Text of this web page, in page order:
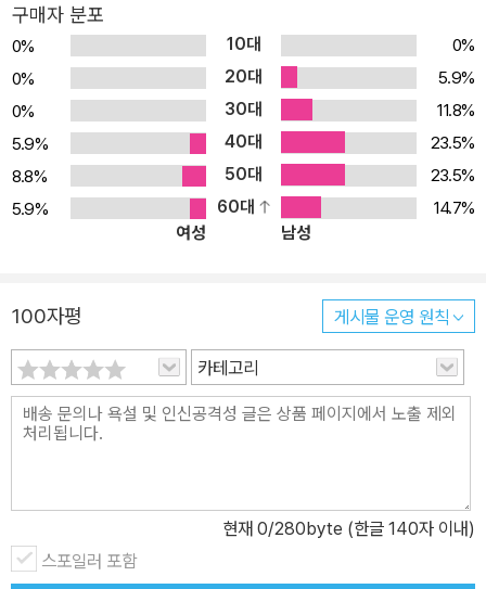
다. 마치 청교도들이 성경과 칼빈으로부터 자기의 모습을 구현시켰던
것처럼 말이다. 스펄전은 청교도 서적들에 매우 감동을 받고, 그 이후
50년 동안 전 영국을 샅샅이 뒤져서 청교도들의 작품을 확보하였다.
그는 그 책들의 사상을 따라서 실천하는 생활을 하였고, 그렇게 사고
방식의 틀이 형성되어져 그들의 영광의 상속자요 계승자인 19세기
청교도의 왕자가 되었다. 그가 저술한 책은 모두 135권인데, 소책자
들을 합하면 무려 200여권이나 된다. 20세기의 대설교가 헬무트 틸
리케는 스펄전을 가리켜 “불붙은 떨기나무”라고 하였다. 실제로 그는
나무와 같은 존재였다. 그가 첫 설교를 시작한 16세부터 그의 마지막
이 된 58세에 이르기까지 그의 설교는 결코 이 뜨거움을 잃지 않았
다. 그가 쓴 저서가 2백여 권이 넘지만 그 어느 것 하나 생명력으로 충
만하지 않은 것은 없었다. 그가 죽은 지 백 년이 넘었지만 그의 설교는
오늘날에도 많은 설교자들과 신앙인들의 가슴을 뜨겁게 하고 있다.
중심적 설교이다. 셋째, 스펄전의 설교는 실존적 결단을 촉구하는 설
교이다. 넷째, 스펄전의 설교는 청중과 소통하는 설교이다. 스펄전은
우리 시대의 설교 스승이다. 20세기의 모든 위대한 설교가들이 다 그
구매자 분포
0% 10대
0%
0%
20대
5.9%
0%
30대
11.8%
5.9%
40대
23.5%
8.8%
50대
23.5%
5.9%
60대
14.7%
여성
남성
100자평 게시물 운영 원칙
카테고리
현재 0/280byte (한글 140자 이내)
스포일러 포함